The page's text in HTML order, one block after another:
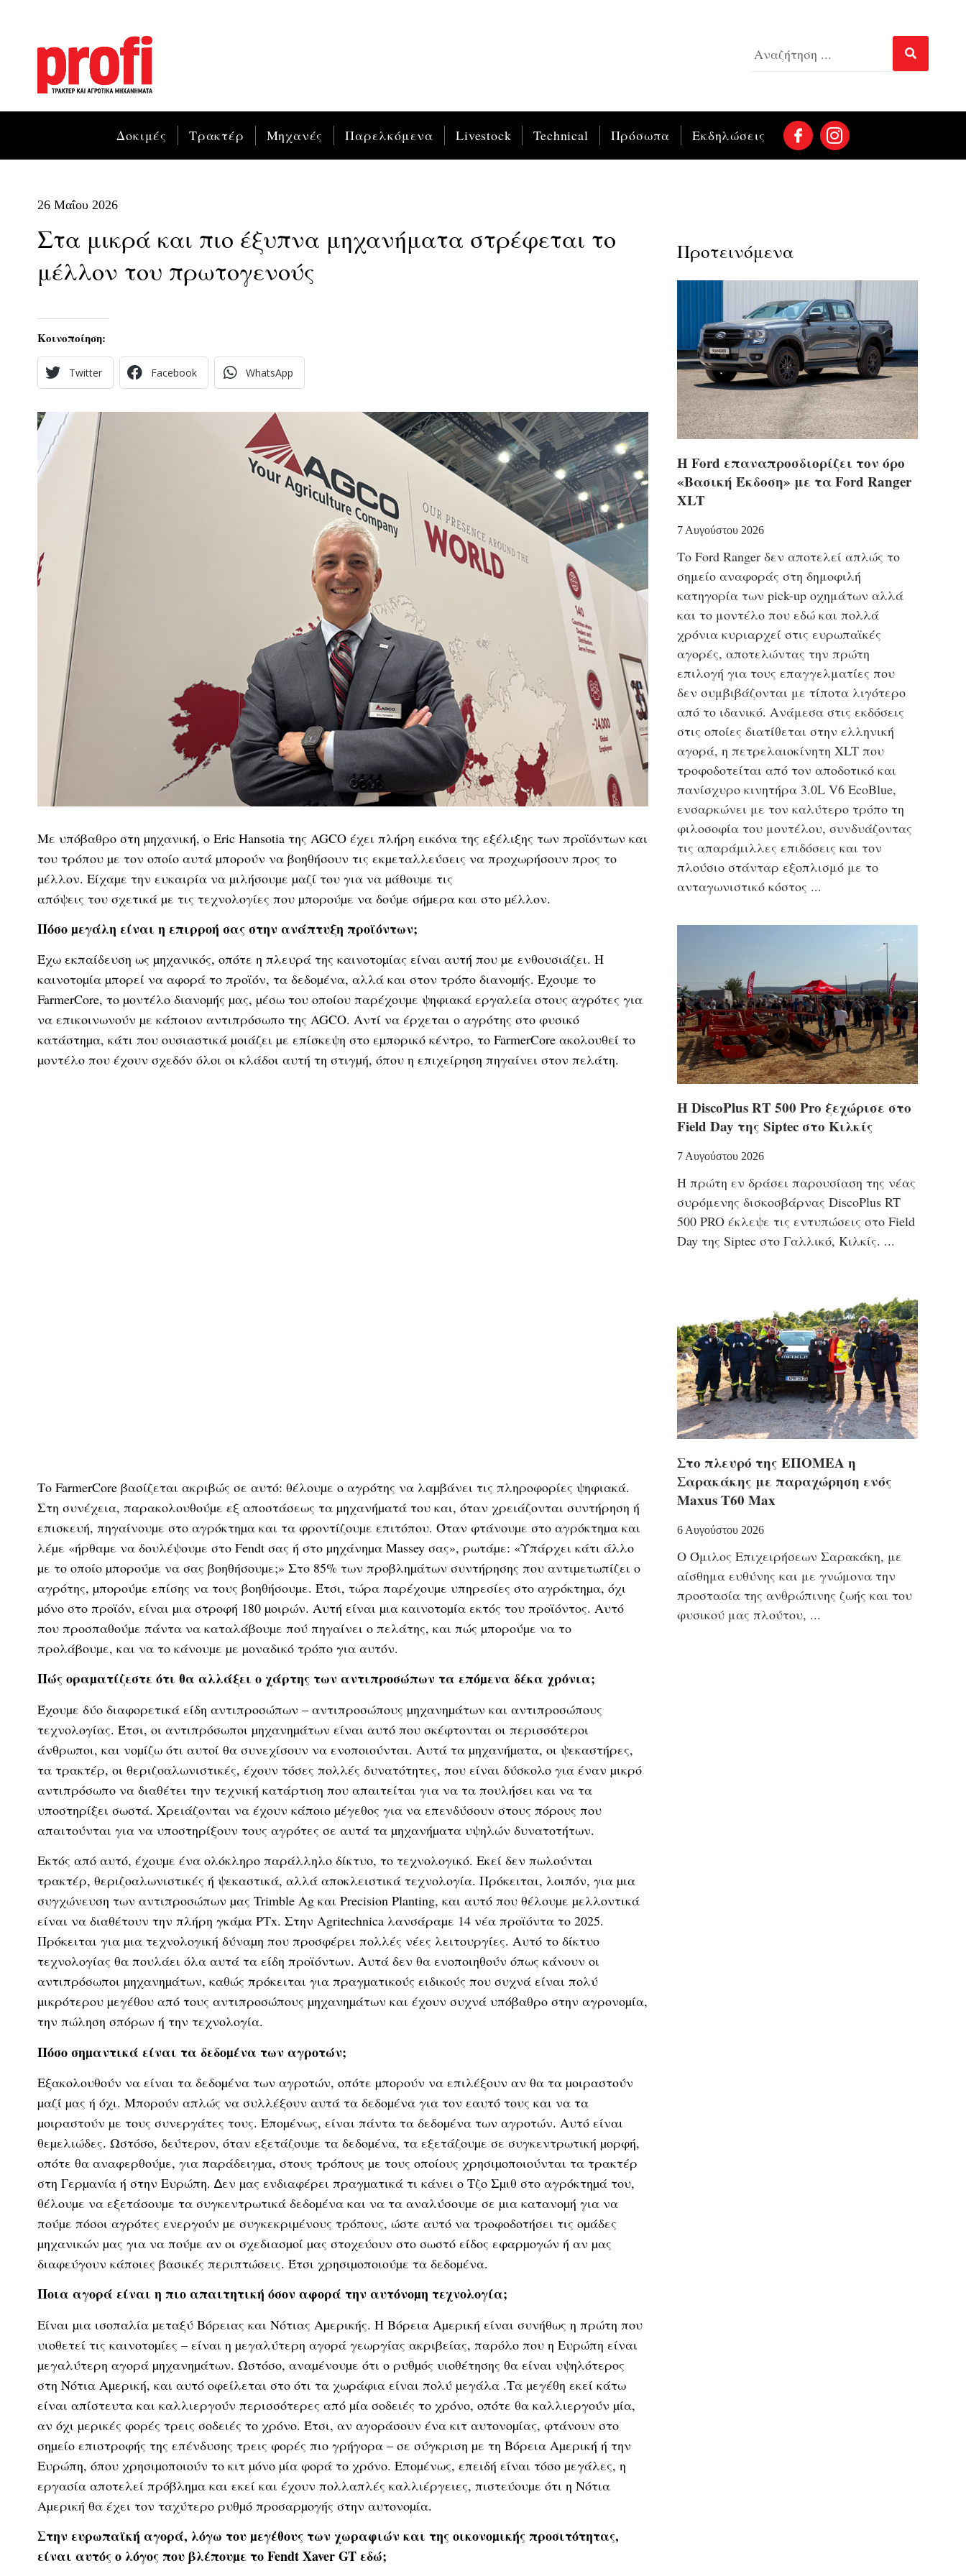
Δοκιμές Τρακτέρ Μηχανές Παρελκόμενα Livestock Technical Πρόσωπα Εκδηλώσεις
26 Μαΐου 2026
Στα μικρά και πιο έξυπνα μηχανήματα στρέφεται το
μέλλον του πρωτογενούς
Κοινοποίηση:
Twitter Facebook WhatsApp
Με υπόβαθρο στη µηχανική, ο Eric Hansotia της AGCO έχει πλήρη εικόνα της εξέλιξης των προϊόντων και
του τρόπου µε τον οποίο αυτά µπορούν να βοηθήσουν τις εκµεταλλεύσεις να προχωρήσουν προς το
µέλλον. Είχαµε την ευκαιρία να µιλήσουµε µαζί του για να µάθουµε τις
απόψεις του σχετικά µε τις τεχνολογίες που µπορούµε να δούµε σήµερα και στο µέλλον.
Πόσο µεγάλη είναι η επιρροή σας στην ανάπτυξη προϊόντων;
Έχω εκπαίδευση ως µηχανικός, οπότε η πλευρά της καινοτοµίας είναι αυτή που µε ενθουσιάζει. Η
καινοτοµία µπορεί να αφορά το προϊόν, τα δεδοµένα, αλλά και στον τρόπο διανοµής. Έχουµε το
FarmerCore, το µοντέλο διανοµής µας, µέσω του οποίου παρέχουµε ψηφιακά εργαλεία στους αγρότες για
να επικοινωνούν µε κάποιον αντιπρόσωπο της AGCO. Αντί να έρχεται ο αγρότης στο φυσικό
κατάστηµα, κάτι που ουσιαστικά µοιάζει µε επίσκεψη στο εµπορικό κέντρο, το FarmerCore ακολουθεί το
µοντέλο που έχουν σχεδόν όλοι οι κλάδοι αυτή τη στιγµή, όπου η επιχείρηση πηγαίνει στον πελάτη.
Το FarmerCore βασίζεται ακριβώς σε αυτό: θέλουµε ο αγρότης να λαµβάνει τις πληροφορίες ψηφιακά.
Στη συνέχεια, παρακολουθούµε εξ αποστάσεως τα µηχανήµατά του και, όταν χρειάζονται συντήρηση ή
επισκευή, πηγαίνουµε στο αγρόκτηµα και τα φροντίζουµε επιτόπου. Όταν φτάνουµε στο αγρόκτηµα και
λέµε «ήρθαµε να δουλέψουµε στο Fendt σας ή στο µηχάνηµα Massey σας», ρωτάµε: «Υπάρχει κάτι άλλο
µε το οποίο µπορούµε να σας βοηθήσουµε;» Στο 85% των προβληµάτων συντήρησης που αντιµετωπίζει ο
αγρότης, µπορούµε επίσης να τους βοηθήσουµε. Έτσι, τώρα παρέχουµε υπηρεσίες στο αγρόκτηµα, όχι
µόνο στο προϊόν, είναι µια στροφή 180 µοιρών. Αυτή είναι µια καινοτοµία εκτός του προϊόντος. Αυτό
που προσπαθούµε πάντα να καταλάβουµε πού πηγαίνει ο πελάτης, και πώς µπορούµε να το
προλάβουµε, και να το κάνουµε µε µοναδικό τρόπο για αυτόν.
Πώς οραµατίζεστε ότι θα αλλάξει ο χάρτης των αντιπροσώπων τα επόµενα δέκα χρόνια;
Έχουµε δύο διαφορετικά είδη αντιπροσώπων – αντιπροσώπους µηχανηµάτων και αντιπροσώπους
τεχνολογίας. Έτσι, οι αντιπρόσωποι µηχανηµάτων είναι αυτό που σκέφτονται οι περισσότεροι
άνθρωποι, και νοµίζω ότι αυτοί θα συνεχίσουν να ενοποιούνται. Αυτά τα µηχανήµατα, οι ψεκαστήρες,
τα τρακτέρ, οι θεριζοαλωνιστικές, έχουν τόσες πολλές δυνατότητες, που είναι δύσκολο για έναν µικρό
αντιπρόσωπο να διαθέτει την τεχνική κατάρτιση που απαιτείται για να τα πουλήσει και να τα
υποστηρίξει σωστά. Χρειάζονται να έχουν κάποιο µέγεθος για να επενδύσουν στους πόρους που
απαιτούνται για να υποστηρίξουν τους αγρότες σε αυτά τα µηχανήµατα υψηλών δυνατοτήτων.
Εκτός από αυτό, έχουµε ένα ολόκληρο παράλληλο δίκτυο, το τεχνολογικό. Εκεί δεν πωλούνται
τρακτέρ, θεριζοαλωνιστικές ή ψεκαστικά, αλλά αποκλειστικά τεχνολογία. Πρόκειται, λοιπόν, για µια
συγχώνευση των αντιπροσώπων µας Trimble Ag και Precision Planting, και αυτό που θέλουµε µελλοντικά
είναι να διαθέτουν την πλήρη γκάµα PTx. Στην Agritechnica λανσάραµε 14 νέα προϊόντα το 2025.
Πρόκειται για µια τεχνολογική δύναµη που προσφέρει πολλές νέες λειτουργίες. Αυτό το δίκτυο
τεχνολογίας θα πουλάει όλα αυτά τα είδη προϊόντων. Αυτά δεν θα ενοποιηθούν όπως κάνουν οι
αντιπρόσωποι µηχανηµάτων, καθώς πρόκειται για πραγµατικούς ειδικούς που συχνά είναι πολύ
µικρότερου µεγέθου από τους αντιπροσώπους µηχανηµάτων και έχουν συχνά υπόβαθρο στην αγρονοµία,
την πώληση σπόρων ή την τεχνολογία.
Πόσο σηµαντικά είναι τα δεδοµένα των αγροτών;
Εξακολουθούν να είναι τα δεδοµένα των αγροτών, οπότε µπορούν να επιλέξουν αν θα τα µοιραστούν
µαζί µας ή όχι. Μπορούν απλώς να συλλέξουν αυτά τα δεδοµένα για τον εαυτό τους και να τα
µοιραστούν µε τους συνεργάτες τους. Εποµένως, είναι πάντα τα δεδοµένα των αγροτών. Αυτό είναι
θεµελιώδες. Ωστόσο, δεύτερον, όταν εξετάζουµε τα δεδοµένα, τα εξετάζουµε σε συγκεντρωτική µορφή,
οπότε θα αναφερθούµε, για παράδειγµα, στους τρόπους µε τους οποίους χρησιµοποιούνται τα τρακτέρ
στη Γερµανία ή στην Ευρώπη. ∆εν µας ενδιαφέρει πραγµατικά τι κάνει ο Τζο Σµιθ στο αγρόκτηµά του,
θέλουµε να εξετάσουµε τα συγκεντρωτικά δεδοµένα και να τα αναλύσουµε σε µια κατανοµή για να
πούµε πόσοι αγρότες ενεργούν µε συγκεκριµένους τρόπους, ώστε αυτό να τροφοδοτήσει τις οµάδες
µηχανικών µας για να πούµε αν οι σχεδιασµοί µας στοχεύουν στο σωστό είδος εφαρµογών ή αν µας
διαφεύγουν κάποιες βασικές περιπτώσεις. Έτσι χρησιµοποιούµε τα δεδοµένα.
Ποια αγορά είναι η πιο απαιτητική όσον αφορά την αυτόνοµη τεχνολογία;
Είναι µια ισοπαλία µεταξύ Βόρειας και Νότιας Αµερικής. Η Βόρεια Αµερική είναι συνήθως η πρώτη που
υιοθετεί τις καινοτοµίες – είναι η µεγαλύτερη αγορά γεωργίας ακριβείας, παρόλο που η Ευρώπη είναι
µεγαλύτερη αγορά µηχανηµάτων. Ωστόσο, αναµένουµε ότι ο ρυθµός υιοθέτησης θα είναι υψηλότερος
στη Νότια Αµερική, και αυτό οφείλεται στο ότι τα χωράφια είναι πολύ µεγάλα .Τα µεγέθη εκεί κάτω
είναι απίστευτα και καλλιεργούν περισσότερες από µία σοδειές το χρόνο, οπότε θα καλλιεργούν µία,
αν όχι µερικές φορές τρεις σοδειές το χρόνο. Έτσι, αν αγοράσουν ένα κιτ αυτονοµίας, φτάνουν στο
σηµείο επιστροφής της επένδυσης τρεις φορές πιο γρήγορα – σε σύγκριση µε τη Βόρεια Αµερική ή την
Ευρώπη, όπου χρησιµοποιούν το κιτ µόνο µία φορά το χρόνο. Εποµένως, επειδή είναι τόσο µεγάλες, η
εργασία αποτελεί πρόβληµα και εκεί και έχουν πολλαπλές καλλιέργειες, πιστεύουµε ότι η Νότια
Αµερική θα έχει τον ταχύτερο ρυθµό προσαρµογής στην αυτονοµία.
Στην ευρωπαϊκή αγορά, λόγω του µεγέθους των χωραφιών και της οικονοµικής προσιτότητας,
είναι αυτός ο λόγος που βλέπουµε το Fendt Xaver GT εδώ;
Προτεινόμενα
Η Ford επαναπροσδιορίζει τον όρο
«Βασική Έκδοση» με τα Ford Ranger
XLT
7 Αυγούστου 2026
Το Ford Ranger δεν αποτελεί απλώς το
σημείο αναφοράς στη δημοφιλή
κατηγορία των pick-up οχημάτων αλλά
και το μοντέλο που εδώ και πολλά
χρόνια κυριαρχεί στις ευρωπαϊκές
αγορές, αποτελώντας την πρώτη
επιλογή για τους επαγγελματίες που
δεν συμβιβάζονται με τίποτα λιγότερο
από το ιδανικό. Ανάμεσα στις εκδόσεις
στις οποίες διατίθεται στην ελληνική
αγορά, η πετρελαιοκίνητη XLT που
τροφοδοτείται από τον αποδοτικό και
πανίσχυρο κινητήρα 3.0L V6 EcoBlue,
ενσαρκώνει με τον καλύτερο τρόπο τη
φιλοσοφία του μοντέλου, συνδυάζοντας
τις απαράμιλλες επιδόσεις και τον
πλούσιο στάνταρ εξοπλισμό με το
ανταγωνιστικό κόστος
Η DiscoPlus RT 500 Pro ξεχώρισε στο
Field Day της Siptec στο Κιλκίς
7 Αυγούστου 2026
Η πρώτη εν δράσει παρουσίαση της νέας
συρόμενης δισκοσβάρνας DiscoPlus RT
500 PRO έκλεψε τις εντυπώσεις στο Field
Day της Siptec στο Γαλλικό, Κιλκίς.
Στο πλευρό της ΕΠΟΜΕΑ η
Σαρακάκης με παραχώρηση ενός
Maxus T60 Max
6 Αυγούστου 2026
Ο Όμιλος Επιχειρήσεων Σαρακάκη, με
αίσθημα ευθύνης και με γνώμονα την
προστασία της ανθρώπινης ζωής και του
φυσικού μας πλούτου,